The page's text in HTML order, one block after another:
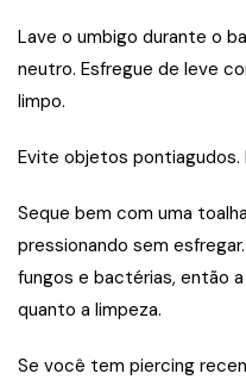
Lave o umbigo durante o
neutro. Esfregue de leve
limpo.
Evite objetos pontiagudos.
Seque bem com uma
pressionando sem
fungos e bactérias, então
quanto a limpeza.
Se você tem piercing